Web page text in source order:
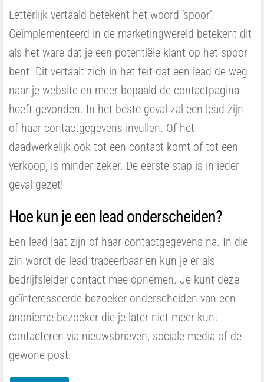
Letterlijk vertaald betekent het woord ‘spoor’.
Geïmplementeerd in de marketingwereld betekent dit
als het ware dat je een potentiële klant op het spoor
bent. Dit vertaalt zich in het feit dat een lead de weg
naar je website en meer bepaald de contactpagina
heeft gevonden. In het beste geval zal een lead zijn
of haar contactgegevens invullen. Of het
daadwerkelijk ook tot een contact komt of tot een
verkoop, is minder zeker. De eerste stap is in ieder
geval gezet!
Hoe kun je een lead onderscheiden?
Een lead laat zijn of haar contactgegevens na. In die
zin wordt de lead traceerbaar en kun je er als
bedrijfsleider contact mee opnemen. Je kunt deze
geïnteresseerde bezoeker onderscheiden van een
anonieme bezoeker die je later niet meer kunt
contacteren via nieuwsbrieven, sociale media of de
gewone post.